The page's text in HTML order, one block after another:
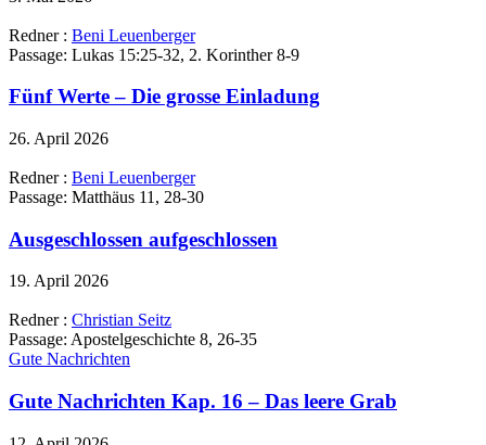
Redner : Beni Leuenberger
Passage: Lukas 15:25-32, 2. Korinther 8-9
Fünf Werte – Die grosse Einladung
26. April 2026
Redner : Beni Leuenberger
Passage: Matthäus 11, 28-30
Ausgeschlossen aufgeschlossen
19. April 2026
Redner : Christian Seitz
Passage: Apostelgeschichte 8, 26-35
Gute Nachrichten
Gute Nachrichten Kap. 16 – Das leere Grab